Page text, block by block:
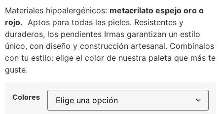
Materiales hipoalergénicos: metacrilato espejo oro o
rojo. Aptos para todas las pieles. Resistentes y
duraderos, los pendientes Irmas garantizan un estilo
único, con diseño y construcción artesanal. Combínalos
con tu estilo: elige el color de nuestra paleta que más te
guste.
Colores